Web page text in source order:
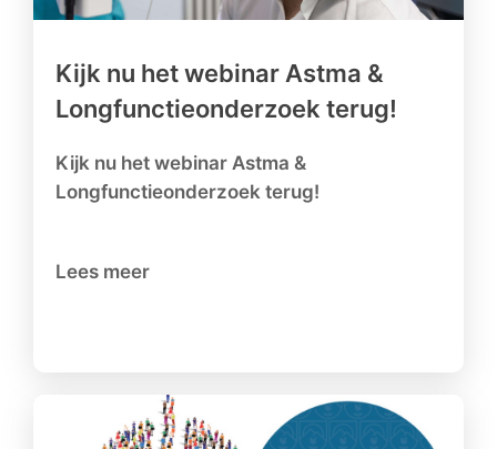
Kijk nu het webinar Astma &
Longfunctieonderzoek terug!
Kijk nu het webinar Astma &
Longfunctieonderzoek terug!
Lees meer